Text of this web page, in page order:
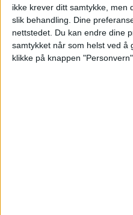
ikke krever ditt samtykke, men
slik behandling. Dine
nettstedet. Du kan endre dine
samtykket når som helst ved å
klikke på knappen